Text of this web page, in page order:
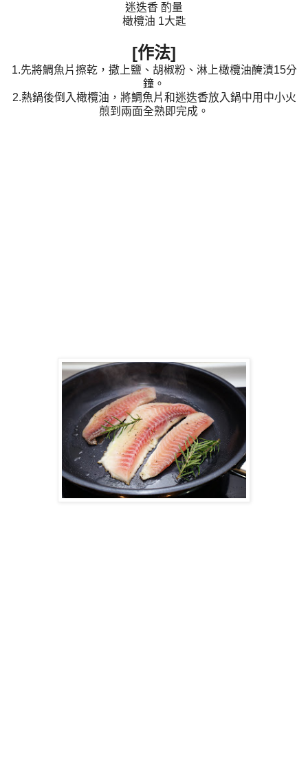
迷迭香 酌量
橄欖油 1大匙
[作法]
1.先將鯛魚片擦乾，撒上鹽、胡椒粉、淋上橄欖油醃漬15分
鐘。
2.熱鍋後倒入橄欖油， 將鯛魚片和迷迭香放入鍋中用中小火
煎到兩面全熟即完成。